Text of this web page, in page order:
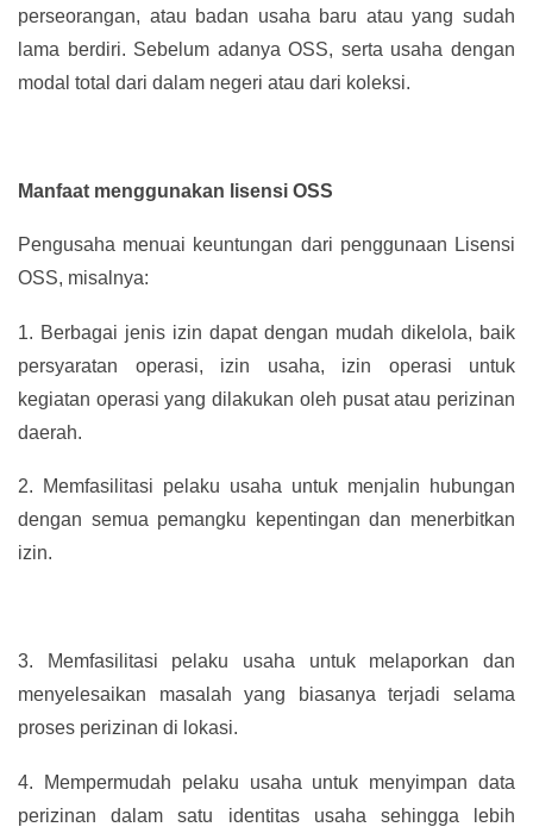
perseorangan, atau badan usaha baru atau yang sudah
lama berdiri. Sebelum adanya OSS, serta usaha dengan
modal total dari dalam negeri atau dari koleksi.
Manfaat menggunakan lisensi OSS
Pengusaha menuai keuntungan dari penggunaan Lisensi
OSS, misalnya:
1. Berbagai jenis izin dapat dengan mudah dikelola, baik
persyaratan operasi, izin usaha, izin operasi untuk
kegiatan operasi yang dilakukan oleh pusat atau perizinan
daerah.
2.
Memfasilitasi pelaku usaha untuk menjalin hubungan
dengan semua pemangku kepentingan dan menerbitkan
izin.
3.
Memfasilitasi pelaku usaha untuk melaporkan dan
menyelesaikan masalah yang biasanya terjadi selama
proses perizinan di lokasi.
4.
Mempermudah pelaku usaha untuk menyimpan data
perizinan dalam satu identitas usaha sehingga lebih